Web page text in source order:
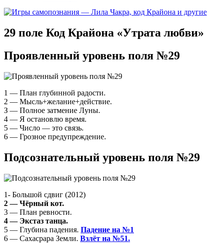
29 поле Код Крайона «Утрата любви»
Проявленный уровень поля №29
1 — План глубинной радости.
2 — Мысль+желание+действие.
З — Полное затмение Луны.
4 — Я остановлю время.
5 — Число — это связь.
6 — Грозное предупреждение.
Подсознательный уровень поля №29
1- Большой сдвиг (2012)
2 — Чёрный кот.
3 — План ревности.
4 — Экстаз танца.
5 — Глубина падения. Падение на №1
6 — Сахасрара Земли. Взлёт на №51.